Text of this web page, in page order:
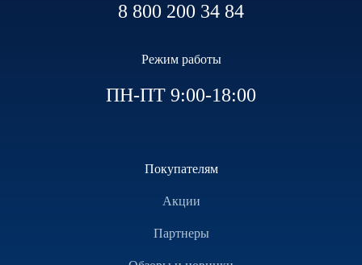
8 800 200 34 84
Режим работы
ПН-ПТ 9:00-18:00
Покупателям
Акции
Партнеры